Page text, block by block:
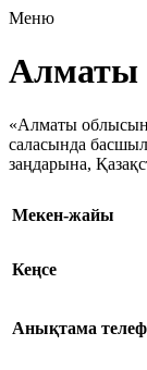
Меню
Алматы
«Алматы
саласында
заңдарына,
Мекен-жайы
Кеңсе
Анықтама